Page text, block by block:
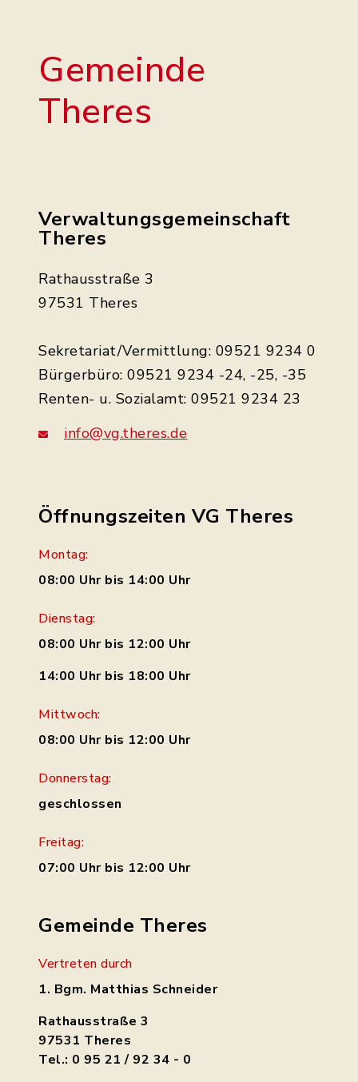
Gemeinde
Theres
Verwaltungsgemeinschaft
Theres
Rathausstraße 3
97531 Theres
Sekretariat/Vermittlung: 09521 9234 0
Bürgerbüro: 09521 9234 -24, -25, -35
Renten- u. Sozialamt: 09521 9234 23
info@vg.theres.de
Öffnungszeiten VG Theres
Montag:
08:00 Uhr bis 14:00 Uhr
Dienstag:
08:00 Uhr bis 12:00 Uhr
14:00 Uhr bis 18:00 Uhr
Mittwoch:
08:00 Uhr bis 12:00 Uhr
Donnerstag:
geschlossen
Freitag:
07:00 Uhr bis 12:00 Uhr
Gemeinde Theres
Vertreten durch
1. Bgm. Matthias Schneider
Rathausstraße 3
97531 Theres
Tel.: 0 95 21 / 92 34 - 0